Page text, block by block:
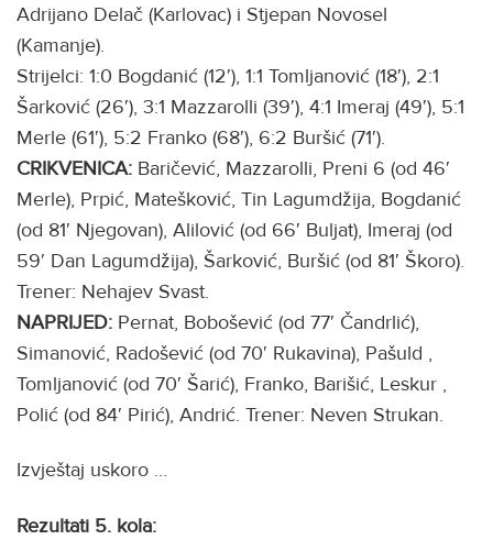
Adrijano Delač (Karlovac) i Stjepan Novosel
(Kamanje).
Strijelci: 1:0 Bogdanić (12′), 1:1 Tomljanović (18′), 2:1
Šarković (26′), 3:1 Mazzarolli (39′), 4:1 Imeraj (49′), 5:1
Merle (61′), 5:2 Franko (68′), 6:2 Buršić (71′).
CRIKVENICA: Baričević, Mazzarolli, Preni 6 (od 46′
Merle), Prpić, Matešković, Tin Lagumdžija, Bogdanić
(od 81′ Njegovan), Alilović (od 66′ Buljat), Imeraj (od
59′ Dan Lagumdžija), Šarković, Buršić (od 81′ Škoro).
Trener: Nehajev Svast.
NAPRIJED: Pernat, Bobošević (od 77′ Čandrlić),
Simanović, Radošević (od 70′ Rukavina), Pašuld ,
Tomljanović (od 70′ Šarić), Franko, Barišić, Leskur ,
Polić (od 84′ Pirić), Andrić. Trener: Neven Strukan.
Izvještaj uskoro …
Rezultati 5. kola: